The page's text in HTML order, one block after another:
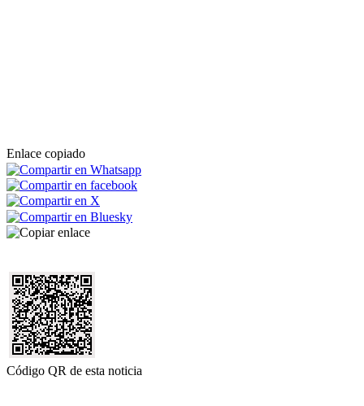
Enlace copiado
Código QR de esta noticia